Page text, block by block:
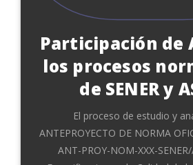
Participación de
los procesos
de SENER y
El proceso de estudio y
ANTEPROYECTO DE NORMA
ANT-PROY-NOM-XXX-